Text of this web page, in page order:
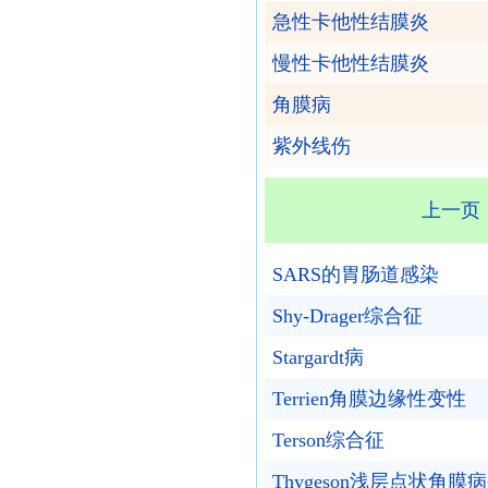
急性卡他性结膜炎
慢性卡他性结膜炎
角膜病
紫外线伤
上一页
SARS的胃肠道感染
Shy-Drager综合征
Stargardt病
Terrien角膜边缘性变性
Terson综合征
Thygeson浅层点状角膜